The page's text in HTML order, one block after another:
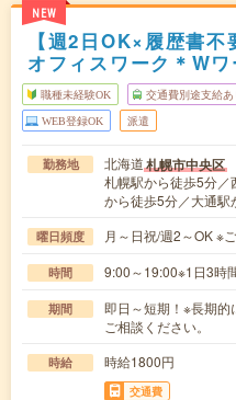
NEW
【週2日OK×履歴書
オフィスワーク＊Wワ
職種未経験OK 交通費別途支給あ
WEB登録OK 派遣
勤務地 北海道札幌市中央区
札幌駅から徒歩5分／
から徒歩5分／大通
曜日頻度 月～日祝/週2～OK ※
時間 9:00～19:00※1日3時
期間
即日～短期！※長期的
ご相談ください。
時給 時給1800円
交通費